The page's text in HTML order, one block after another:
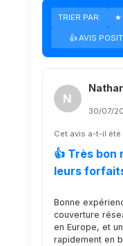
TRIER PAR: ★
👍 AVIS
N
30/07/
Cet avis a-t-il été
👍 Très
leurs
Bonne
couverture
en Europe, et
rapidement en